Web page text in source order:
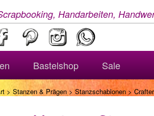
Handarbeiten,
Bastelshop Sale
> Stanzen & Prägen >Stanzschablonen >